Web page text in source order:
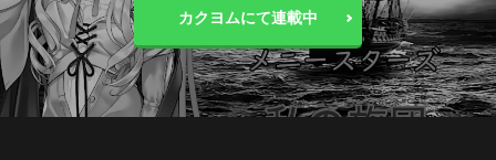
カクヨムにて連載中